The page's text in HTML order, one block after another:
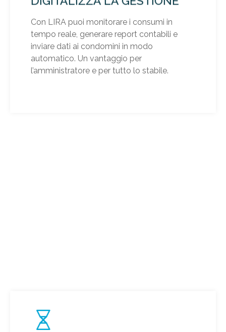
Con LIRA puoi monitorare i consumi in
tempo reale, generare report contabili e
inviare dati ai condomini in modo
automatico. Un vantaggio per
l’amministratore e per tutto lo stabile.